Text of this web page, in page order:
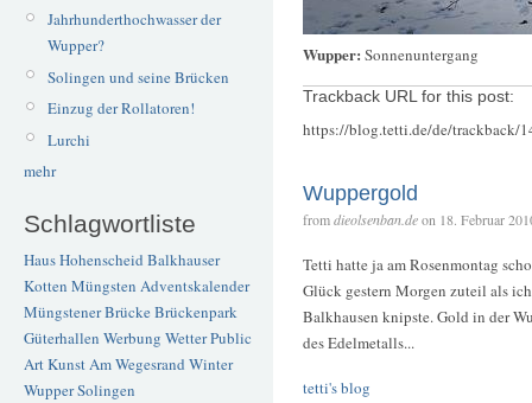
Jahrhunderthochwasser der
Wupper?
Solingen und seine Brücken
Einzug der Rollatoren!
Lurchi
mehr
Schlagwortliste
Haus Hohenscheid Balkhauser
Kotten Müngsten Adventskalender
Müngstener BrückeBrückenpark
Güterhallen Werbung WetterPublic
ArtKunstAm Wegesrand Winter
WupperSolingen
Wupper: Sonnenuntergang
Trackback URL for this post:
https://blog.tetti.de/de/trackback/
Wuppergold
fromdieolsenban.deon 18. Februar
Tetti hatte ja am Rosenmontag
Glück gestern Morgen zuteil als
Balkhausen knipste. Gold in der
des Edelmetalls...
tetti's blog